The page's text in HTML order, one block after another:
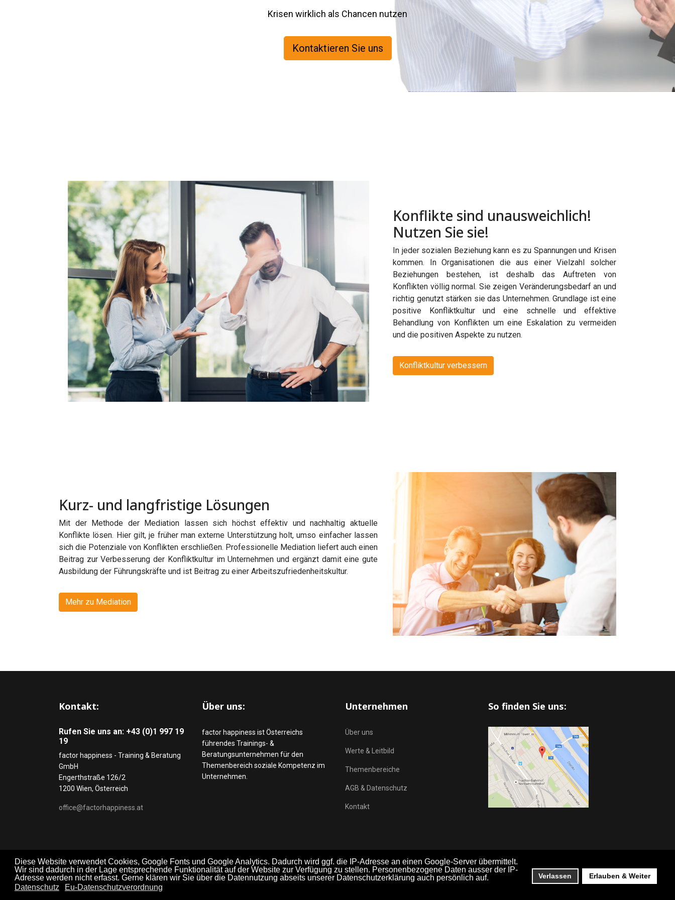
Diese Website verwendet Cookies, Google Fonts und Google Analytics. Dadurch wird ggf. die IP-Adresse an einen Google-Server übermittelt.
Wir sind dadurch in der Lage entsprechende Funktionalität auf der Website zur Verfügung zu stellen. Personenbezogene Daten ausser der IP-
Adresse werden nicht erfasst. Gerne klären wir Sie über die Datennutzung abseits unserer Datenschutzerklärung auch persönlich auf.
Datenschutz
Eu-Datenschutzverordnung
Verlassen Erlauben & Weiter
Krisen wirklich als Chancen nutzen
Kontaktieren Sie uns
Konflikte sind unausweichlich!
Nutzen Sie sie!
In jeder sozialen Beziehung kann es zu Spannungen und Krisen
kommen. In Organisationen die aus einer Vielzahl solcher
Beziehungen bestehen, ist deshalb das Auftreten von
Konflikten völlig normal. Sie zeigen Veränderungsbedarf an und
richtig genutzt stärken sie das Unternehmen. Grundlage ist eine
positive Konfliktkultur und eine schnelle und effektive
Behandlung von Konflikten um eine Eskalation zu vermeiden
und die positiven Aspekte zu nutzen.
Konfliktkultur verbessern
Kurz- und langfristige Lösungen
Mit der Methode der Mediation lassen sich höchst effektiv und nachhaltig aktuelle
Konflikte lösen. Hier gilt, je früher man externe Unterstützung holt, umso einfacher lassen
sich die Potenziale von Konflikten erschließen. Professionelle Mediation liefert auch einen
Beitrag zur Verbesserung der Konfliktkultur im Unternehmen und ergänzt damit eine gute
Ausbildung der Führungskräfte und ist Beitrag zu einer Arbeitszufriedenheitskultur.
Mehr zu Mediation
Kontakt:
Rufen Sie uns an: +43 (0)1 997 19
19
factor happiness - Training & Beratung
GmbH
Engerthstraße 126/2
1200 Wien, Österreich
office@factorhappiness.at
Über uns:
factor happiness ist Österreichs
führendes Trainings- &
Beratungsunternehmen für den
Themenbereich soziale Kompetenz im
Unternehmen.
Unternehmen
Über uns
Werte & Leitbild
Themenbereiche
AGB & Datenschutz
Kontakt
So finden Sie uns:
© 2026 factor happiness Training & Beratung GmbH